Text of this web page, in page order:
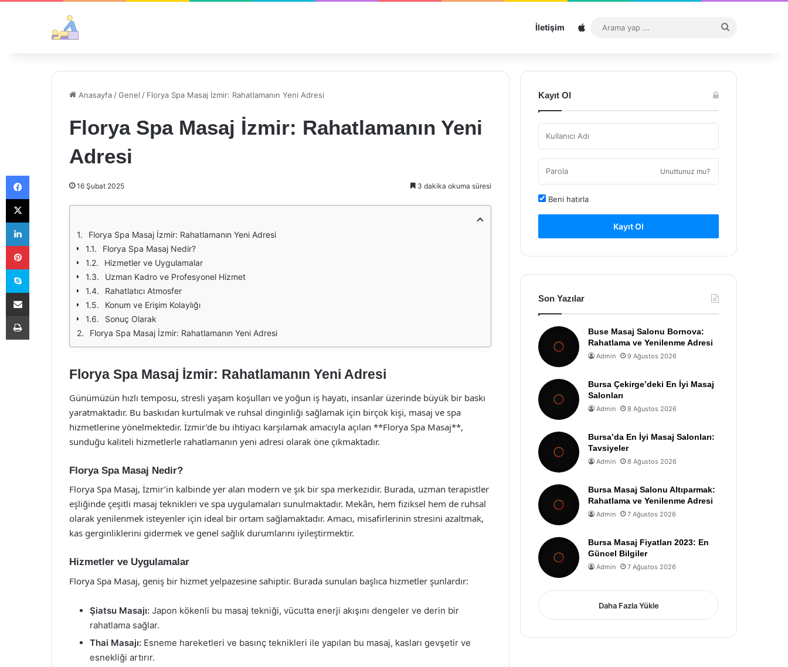
İletişim Sitemap
...
Anasayfa /Genel / Florya Spa Masaj İzmir: Rahatlamanın Yeni Adresi
Florya Spa Masaj İzmir: Rahatlamanın Yeni
Adresi
16 Şubat 2025 3 dakika okuma süresi
Florya Spa Masaj İzmir: Rahatlamanın Yeni Adresi
Florya Spa Masaj Nedir?
Hizmetler ve Uygulamalar
Uzman Kadro ve Profesyonel Hizmet
Rahatlatıcı Atmosfer
Konum ve Erişim Kolaylığı
Sonuç Olarak
Florya Spa Masaj İzmir: Rahatlamanın Yeni Adresi
Florya Spa Masaj İzmir: Rahatlamanın Yeni Adresi
Günümüzün hızlı temposu, stresli yaşam koşulları ve yoğun iş hayatı, insanlar üzerinde büyük bir baskı
yaratmaktadır. Bu baskıdan kurtulmak ve ruhsal dinginliği sağlamak için birçok kişi, masaj ve spa
hizmetlerine yönelmektedir. İzmir’de bu ihtiyacı karşılamak amacıyla açılan **Florya Spa Masaj**,
sunduğu kaliteli hizmetlerle rahatlamanın yeni adresi olarak öne çıkmaktadır.
Florya Spa Masaj Nedir?
Florya Spa Masaj, İzmir’in kalbinde yer alan modern ve şık bir spa merkezidir. Burada, uzman terapistler
eşliğinde çeşitli masaj teknikleri ve spa uygulamaları sunulmaktadır. Mekân, hem fiziksel hem de ruhsal
olarak yenilenmek isteyenler için ideal bir ortam sağlamaktadır. Amacı, misafirlerinin stresini azaltmak,
kas gerginliklerini gidermek ve genel sağlık durumlarını iyileştirmektir.
Hizmetler ve Uygulamalar
Florya Spa Masaj, geniş bir hizmet yelpazesine sahiptir. Burada sunulan başlıca hizmetler şunlardır:
Şiatsu Masajı: Japon kökenli bu masaj tekniği, vücutta enerji akışını dengeler ve derin bir
rahatlama sağlar.
Thai Masajı: Esneme hareketleri ve basınç teknikleri ile yapılan bu masaj, kasları gevşetir ve
esnekliği artırır.
Kayıt Ol
Unuttunuz mu?
Beni hatırla
Kayıt Ol
Son Yazılar
Buse Masaj Salonu Bornova:
Rahatlama ve Yenilenme Adresi
Admin 9 Ağustos 2026
Bursa Çekirge’deki En İyi Masaj
Salonları
Admin 8 Ağustos 2026
Bursa’da En İyi Masaj Salonları:
Tavsiyeler
Admin 8 Ağustos 2026
Bursa Masaj Salonu Altıparmak:
Rahatlama ve Yenilenme Adresi
Admin 7 Ağustos 2026
Bursa Masaj Fiyatları 2023: En
Güncel Bilgiler
Admin 7 Ağustos 2026
Daha Fazla Yükle
Facebook
X
LinkedIn
Pinterest
Skype
E-Posta ile paylaş